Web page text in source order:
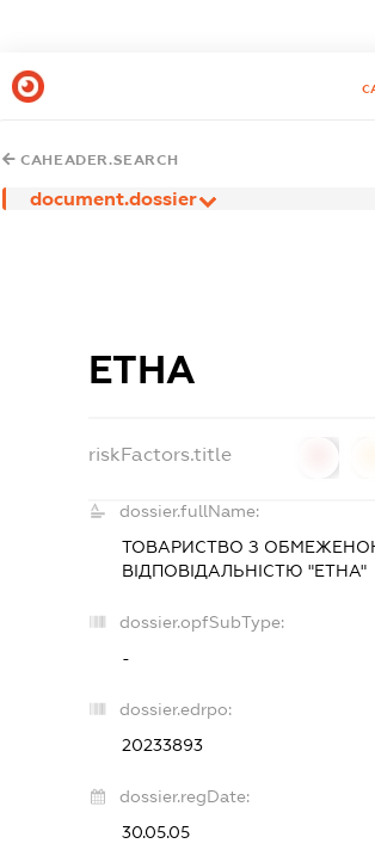
CAHEADER.SEARCH
document.dossier
ЕТНА
riskFactors.title
dossier.fullName:
ТОВАРИСТВО З
ВІДПОВІДАЛЬНІСТЮ "ЕТНА"
dossier.opfSubType:
-
dossier.edrpo:
20233893
dossier.regDate:
30.05.05